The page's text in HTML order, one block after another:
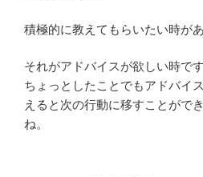
積極的に教えてもらいたい時があ
それがアドバイスが欲しい時です
ちょっとしたことでもアドバイ
えると次の行動に移すことがで
ね。